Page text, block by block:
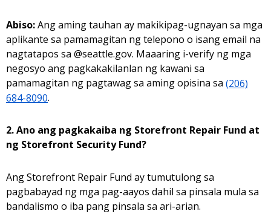
Abiso:Ang aming tauhan ay makikipag-ugnayan sa mga
aplikante sa pamamagitan ng telepono o isang email na
nagtatapos sa @seattle.gov. Maaaring i-verify ng mga
negosyo ang pagkakakilanlan ng kawani sa
pamamagitan ng pagtawag sa aming opisina sa (206)
684-8090.
2. Ano ang pagkakaiba ng Storefront Repair Fund at
ng Storefront Security Fund?
Ang Storefront Repair Fund ay tumutulong sa
pagbabayad ng mga pag-aayos dahil sa pinsala mula sa
bandalismo o iba pang pinsala sa ari-arian.